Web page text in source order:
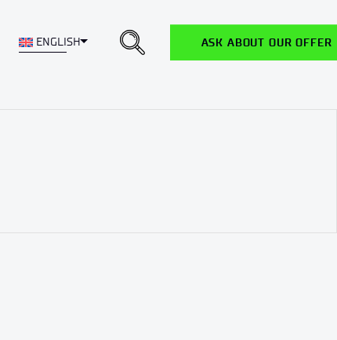
ENGLISHToggle Dropdown ASK ABOUT OUR OFFER